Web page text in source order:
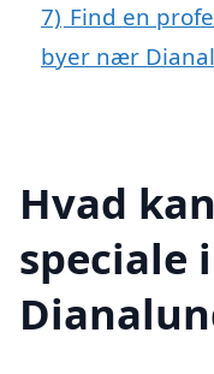
7) Find en
byer nær
Hvad
speciale